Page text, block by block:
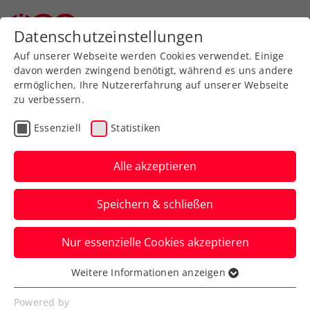
Zurück zur Newsübersicht
Jürgen Melzer vor Davis
Cup zuversichtlich: „Ich
denke, wir werden am
Wochenende einen guten
Dominic Thiem sehen“
Die ÖTV-Herren sind in Kroatien äußerst
freundschaftlich empfangen worden. Am
Samstag wird es aber ernst.
Datenschutzeinstellungen
Auf unserer Webseite werden Cookies verwendet. Einige
davon werden zwingend benötigt, während es uns andere
ermöglichen, Ihre Nutzererfahrung auf unserer Webseite
zu verbessern.
Essenziell Statistiken
Alle akzeptieren
Speichern & schließen
Nur essenzielle Cookies akzeptieren
Essenziell
Essenzielle Cookies werden für grundlegende
Weitere Informationen anzeigen
Powered by